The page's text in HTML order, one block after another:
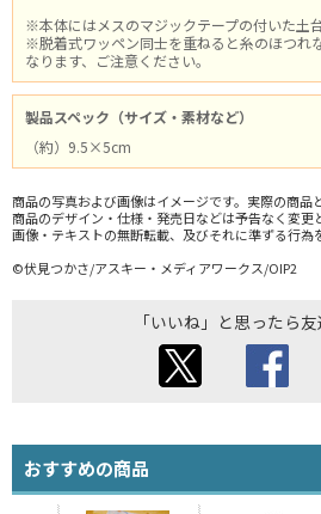
※本体にはメスのマジックテープの付いた土台
※脱着式ワッペン同士を重ねると糸のほつれ
なります、ご注意ください。
製品スペック（サイズ・素材など）
（約）9.5×5cm
商品の写真および画像はイメージです。実際の商品
商品のデザイン・仕様・発売日などは予告なく変更
画像・テキストの無断転載、及びそれに準ずる行為
©伏見つかさ/アスキー・メディアワークス/OIP2
「いいね」と思ったら
おすすめの商品